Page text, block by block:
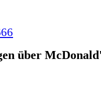
über